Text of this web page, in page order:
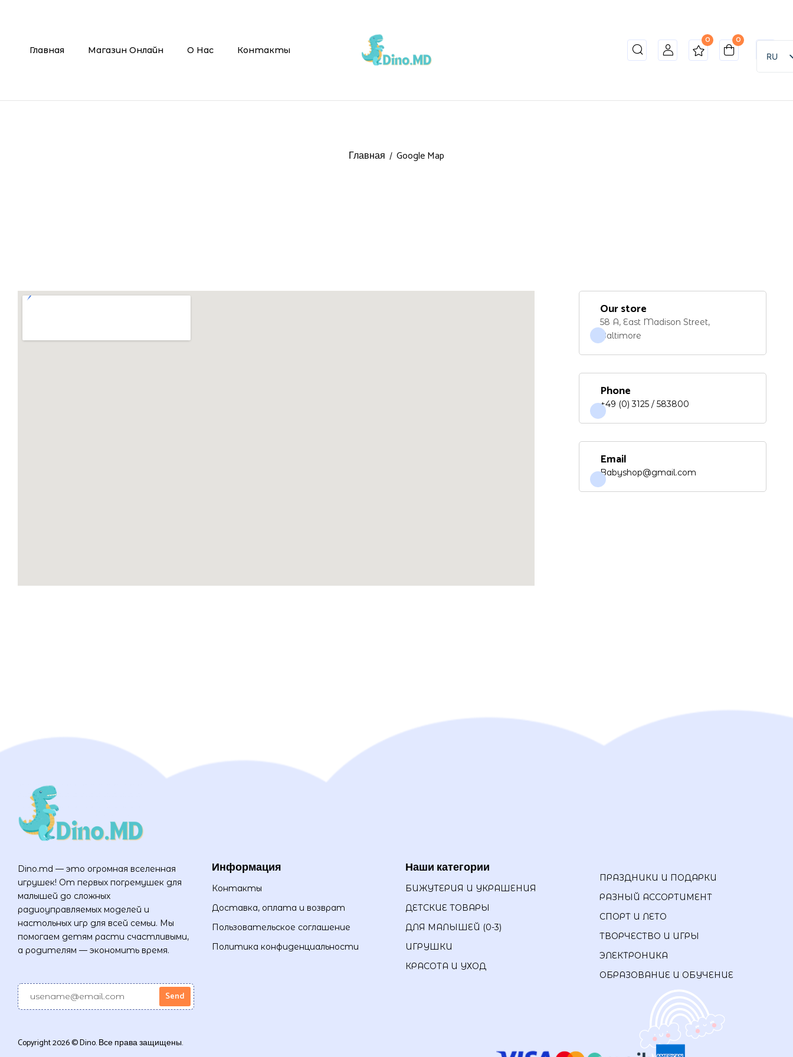
Главная Магазин Онлайн О Нас Контакты
0 0
RU
Главная Google Map
Our store
58 A, East Madison Street,
Baltimore
Phone
+49 (0) 3125 / 583800
Email
Babyshop@gmail.com
Dino.md — это огромная вселенная
игрушек! От первых погремушек для
малышей до сложных
радиоуправляемых моделей и
настольных игр для всей семьи. Мы
помогаем детям расти счастливыми,
а родителям — экономить время.
Информация
Контакты
Доставка, оплата и возврат
Пользовательское соглашение
Политика конфиденциальности
Наши категории
БИЖУТЕРИЯ И УКРАШЕНИЯ
ДЕТСКИЕ ТОВАРЫ
ДЛЯ МАЛЫШЕЙ (0-3)
ИГРУШКИ
КРАСОТА И УХОД
ПРАЗДНИКИ И ПОДАРКИ
РАЗНЫЙ АССОРТИМЕНТ
СПОРТ И ЛЕТО
ТВОРЧЕСТВО И ИГРЫ
ЭЛЕКТРОНИКА
ОБРАЗОВАНИЕ И ОБУЧЕНИЕ
Copyright 2026 © Dino. Все права защищены.